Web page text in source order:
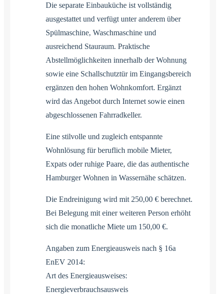
Die separate Einbauküche ist vollständig
ausgestattet und verfügt unter anderem über
Spülmaschine, Waschmaschine und
ausreichend Stauraum. Praktische
Abstellmöglichkeiten innerhalb der Wohnung
sowie eine Schallschutztür im Eingangsbereich
ergänzen den hohen Wohnkomfort. Ergänzt
wird das Angebot durch Internet sowie einen
abgeschlossenen Fahrradkeller.
Eine stilvolle und zugleich entspannte
Wohnlösung für beruflich mobile Mieter,
Expats oder ruhige Paare, die das authentische
Hamburger Wohnen in Wassernähe schätzen.
Die Endreinigung wird mit 250,00 € berechnet.
Bei Belegung mit einer weiteren Person erhöht
sich die monatliche Miete um 150,00 €.
Angaben zum Energieausweis nach § 16a
EnEV 2014:
Art des Energieausweises:
Energieverbrauchsausweis